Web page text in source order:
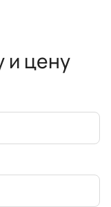
и цену